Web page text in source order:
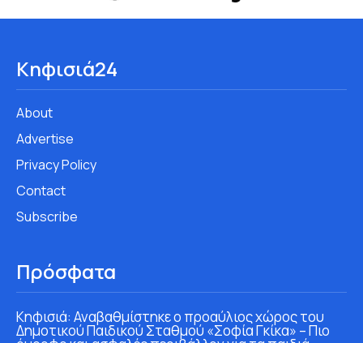
Κηφισιά24
About
Advertise
Privacy Policy
Contact
Subscribe
Πρόσφατα
Κηφισιά: Αναβαθμίστηκε ο προαύλιος χώρος του
Δημοτικού Παιδικού Σταθμού «Σοφία Γκίκα» – Πιο